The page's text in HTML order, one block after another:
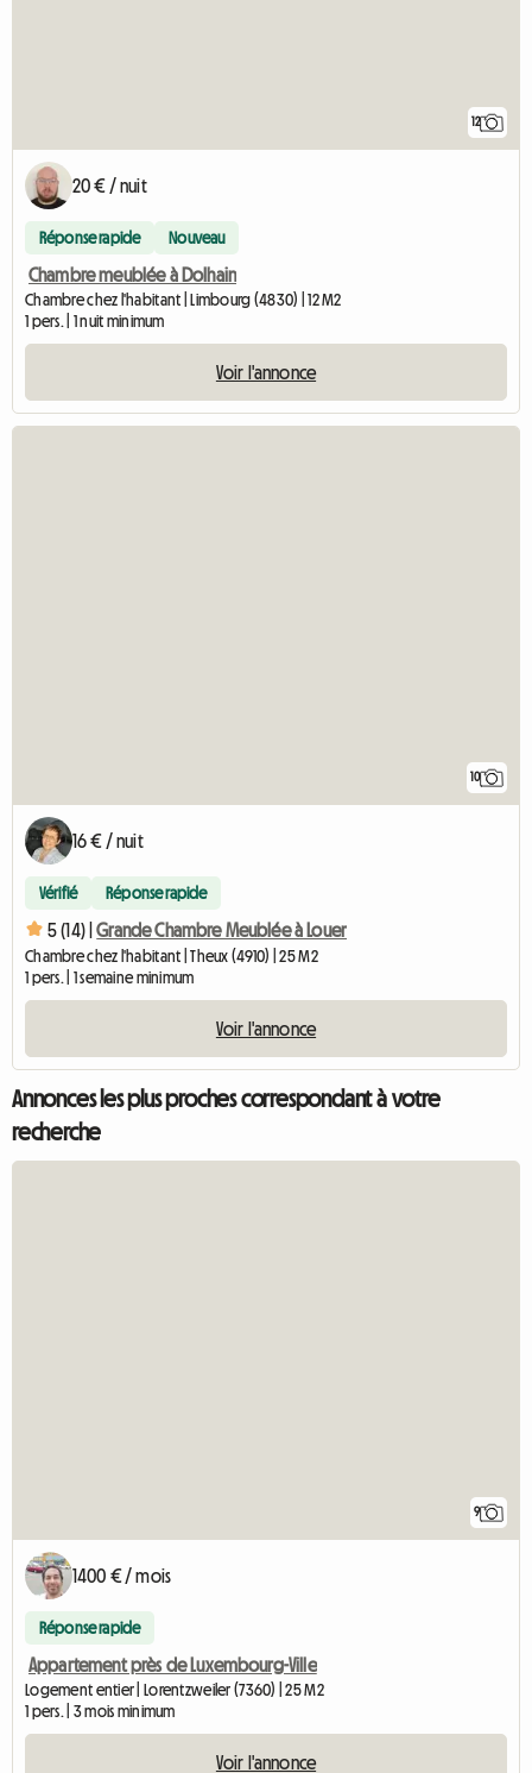
12
20 € / nuit
Réponse rapide Nouveau
Chambre meublée à Dolhain
Chambre chez l'habitant | Limbourg (4830) | 12 M2
1 pers. | 1 nuit minimum
Voir l'annonce
10
16 € / nuit
Vérifié Réponse rapide
5 (14) | Grande Chambre Meublée à Louer
Chambre chez l'habitant | Theux (4910) | 25 M2
1 pers. | 1 semaine minimum
Voir l'annonce
Annonces les plus proches correspondant à votre
recherche
9
1400 € / mois
Réponse rapide
Appartement près de Luxembourg-Ville
Logement entier | Lorentzweiler (7360) | 25 M2
1 pers. | 3 mois minimum
Voir l'annonce